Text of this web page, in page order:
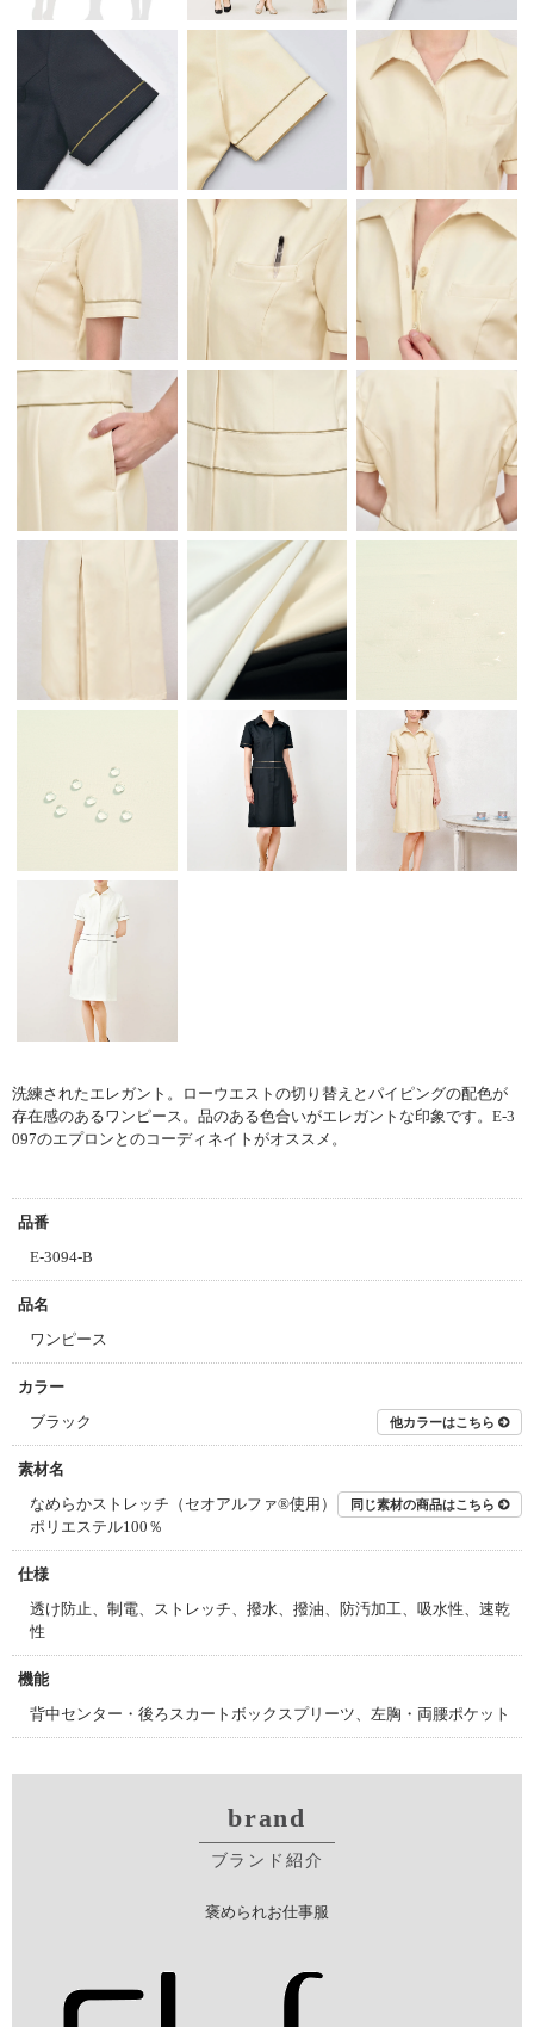
洗練されたエレガント。
ローウエストの切り替えとパイピングの配色が
存在感のあるワンピース。 品のある色合いがエレガントな印象です。 E-3
097のエプロンとのコーディネイトがオススメ。
品番
E-3094-B
品名
ワンピース
カラー
ブラック
他カラーはこちら
素材名
なめらかストレッチ（セオアルファ®使用）
ポリエステル100％
同じ素材の商品はこちら
仕様
透け防止、制電、ストレッチ、撥水、撥油、防汚加工、吸水性、速乾
性
機能
背中センター・後ろスカートボックスプリーツ、左胸・両腰ポケット
brand
ブランド紹介
褒められお仕事服